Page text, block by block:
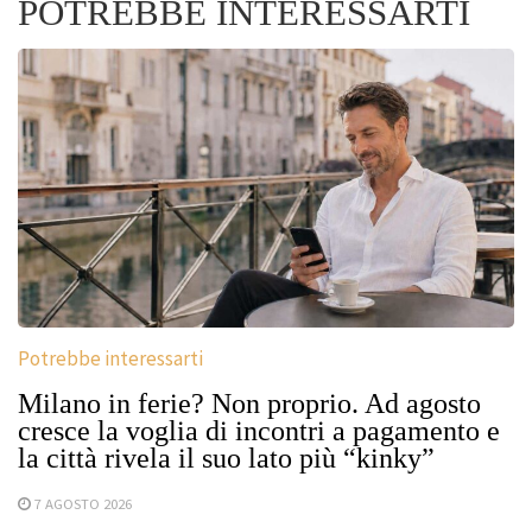
POTREBBE INTERESSARTI
Potrebbe interessarti
Milano in ferie? Non proprio. Ad agosto
cresce la voglia di incontri a pagamento e
la città rivela il suo lato più “kinky”
7 AGOSTO 2026